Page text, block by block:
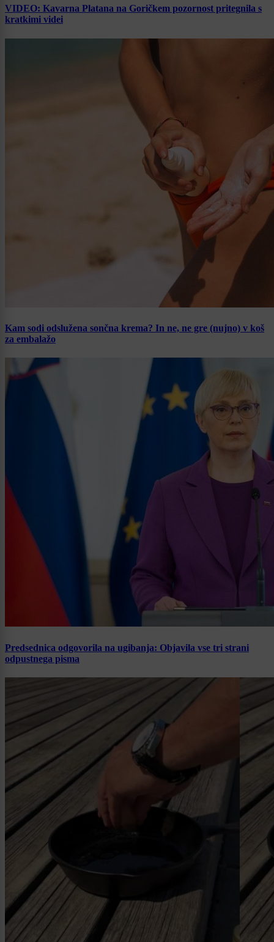
VIDEO: Kavarna Platana na Goričkem pozornost pritegnila s
kratkimi videi
Kam sodi odslužena sončna krema? In ne, ne gre (nujno) v koš
za embalažo
Predsednica odgovorila na ugibanja: Objavila vse tri strani
odpustnega pisma